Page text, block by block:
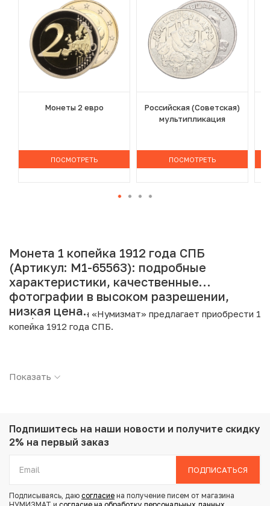
Монеты 2 евро
ПОСМОТРЕТЬ
Российская (Советская)
мультипликация
ПОСМОТРЕТЬ
Монета 1 копейка 1912 года СПБ
(Артикул: M1-65563): подробные
характеристики, качественные
фотографии в высоком разрешении,
низкая цена.
Интернет магазин «Нумизмат» предлагает приобрести 1
копейка 1912 года СПБ.
Страна: Российская Империя
Металл: Медь
Вес: 3.3 г
Тираж: 31.850.000
Показать
Подпишитесь на наши новости и получите скидку
2% на первый заказ
ПОДПИСАТЬСЯ
Подписываясь, даю согласие на получение писем от магазина